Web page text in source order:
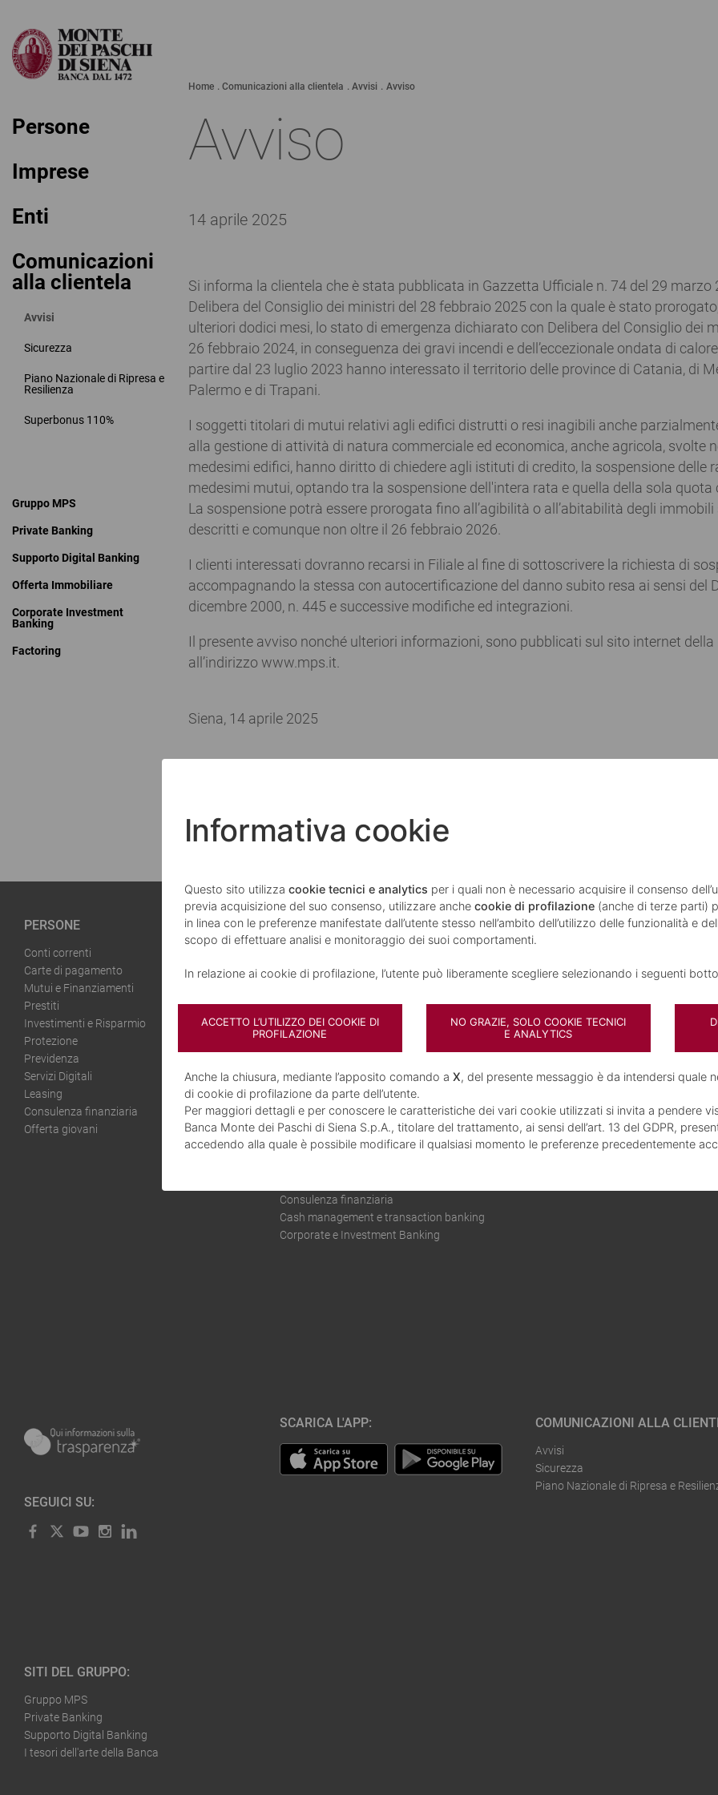
Persone
Imprese
Enti
Avvisi
Sicurezza
Piano Nazionale di Ripresa e
Resilienza
Superbonus 110%
Comunicazioni
alla clientela
Gruppo MPS
Private Banking
Supporto Digital Banking
Offerta Immobiliare
Corporate Investment
Banking
Factoring
Home Comunicazioni alla clientela Avvisi Avviso
Avviso
14 aprile 2025
Si informa la clientela che è stata pubblicata in Gazzetta Ufficiale n. 74 del 29 marzo
Delibera del Consiglio dei ministri del 28 febbraio 2025 con la quale è stato
ulteriori dodici mesi, lo stato di emergenza dichiarato con Delibera del Consiglio dei
26 febbraio 2024, in conseguenza dei gravi incendi e dell’eccezionale ondata di
partire dal 23 luglio 2023 hanno interessato il territorio delle province di Catania, di
Palermo e di Trapani.
I soggetti titolari di mutui relativi agli edifici distrutti o resi inagibili anche
alla gestione di attività di natura commerciale ed economica, anche agricola, svolte
medesimi edifici, hanno diritto di chiedere agli istituti di credito, la sospensione delle
medesimi mutui, optando tra la sospensione dell'intera rata e quella della sola quota
La sospensione potrà essere prorogata fino all’agibilità o all’abitabilità degli immobili
descritti e comunque non oltre il 26 febbraio 2026.
I clienti interessati dovranno recarsi in Filiale al fine di sottoscrivere la richiesta di
accompagnando la stessa con autocertificazione del danno subito resa ai sensi del
dicembre 2000, n. 445 e successive modifiche ed integrazioni.
Il presente avviso nonché ulteriori informazioni, sono pubblicati sul sito internet della
all’indirizzo www.mps.it.
Siena, 14 aprile 2025
PERSONE
Conti correnti
Carte di pagamento
Mutui e Finanziamenti
Prestiti
Investimenti e Risparmio
Protezione
Previdenza
Servizi Digitali
Leasing
Consulenza finanziaria
Offerta giovani
IMPRESE
Servizi Digitali
Agroalimentare
Energia Verde
Protezione
Carte di pagamento
Estero
Previdenza
Factoring
Leasing
Consulenza finanziaria
Cash management e transaction banking
Corporate e Investment Banking
ENTI
Presidiare gli incassi e i pagamenti
Certificazione di Qualità ISO 9001-
SEGUICI SU:
SCARICA L'APP: COMUNICAZIONI ALLA
Avvisi
Sicurezza
Piano Nazionale di Ripresa e
SITI DEL GRUPPO:
Gruppo MPS
Private Banking
Supporto Digital Banking
I tesori dell'arte della Banca
Informativa cookie
Questo sito utilizza cookie tecnici e analytics per i quali non è necessario acquisire il consenso
previa acquisizione del suo consenso, utilizzare anche cookie di profilazione(anche di terze parti)
in linea con le preferenze manifestate dall’utente stesso nell’ambito dell’utilizzo delle funzionalità e
scopo di effettuare analisi e monitoraggio dei suoi comportamenti.
In relazione ai cookie di profilazione, l’utente può liberamente scegliere selezionando i seguenti
ACCETTO L’UTILIZZO DEI COOKIE DI
PROFILAZIONE
NO GRAZIE, SOLO COOKIE TECNICI
E ANALYTICS
Anche la chiusura, mediante l’apposito comando a X, del presente messaggio è da intendersi quale
di cookie di profilazione da parte dell’utente.
Per maggiori dettagli e per conoscere le caratteristiche dei vari cookie utilizzati si invita a pendere
Banca Monte dei Paschi di Siena S.p.A., titolare del trattamento, ai sensi dell’art. 13 del GDPR,
accedendo alla quale è possibile modificare il qualsiasi momento le preferenze precedentemente